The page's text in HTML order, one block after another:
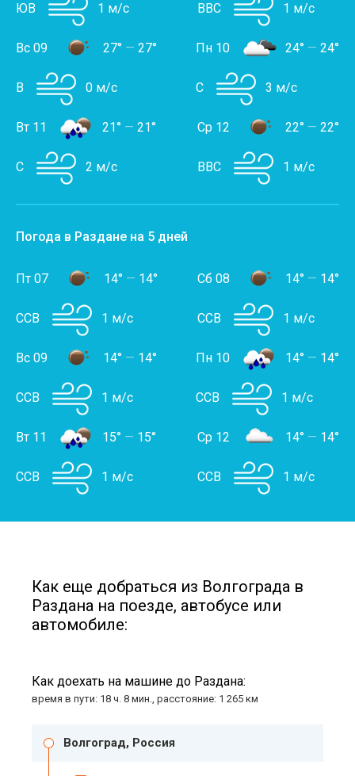
ЮВ 1 м/с ВВС 1 м/с
Вс 09 27° — 27°
В 0 м/с
Пн 10 24° — 24°
С 3 м/с
Вт 11 21° — 21°
С 2 м/с
Ср 12 22° — 22°
ВВС 1 м/с
Погода в Раздане на 5 дней
Пт 07 14° — 14°
ССВ 1 м/с
Сб 08 14° — 14°
ССВ 1 м/с
Вс 09 14° — 14°
ССВ 1 м/с
Пн 10 14° — 14°
ССВ 1 м/с
Вт 11 15° — 15°
ССВ 1 м/с
Ср 12 14° — 14°
ССВ 1 м/с
Как еще добраться из Волгограда в
Раздана на поезде, автобусе или
автомобиле:
Как доехать на машине до Раздана:
время в пути: 18 ч. 8 мин., расстояние: 1 265 км
Волгоград, Россия